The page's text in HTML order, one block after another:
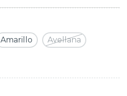
Amarillo Avellana